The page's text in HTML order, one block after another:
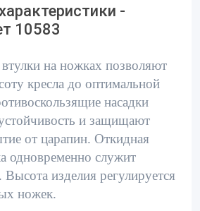
-
10583
втулки на ножках позволяют
кресла до оптимальной
насадки
и защищают
от царапин. Откидная
одновременно служит
Высота изделия регулируется
ножек.